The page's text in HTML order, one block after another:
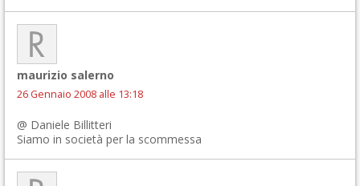
maurizio salerno
26 Gennaio 2008 alle 13:18
@ Daniele Billitteri
Siamo in società per la scommessa